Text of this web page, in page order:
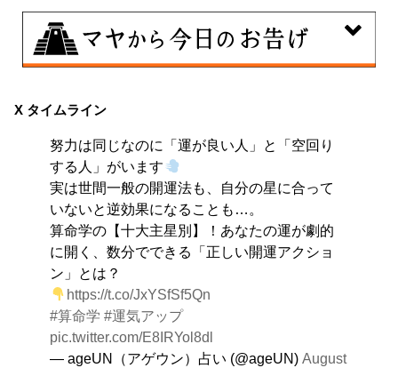
伝統や歴史的な過去のやり方・道筋を踏襲する日。あな
を。
X タイムライン
努力は同じなのに「運が良い人」と「空回り
する人」がいます
実は世間一般の開運法も、自分の星に合って
いないと逆効果になることも…。
算命学の【十大主星別】！あなたの運が劇的
に開く、数分でできる「正しい開運アクショ
ン」とは？
https://t.co/JxYSfSf5Qn
#算命学 #運気アップ
pic.twitter.com/E8IRYol8dl
— ageUN（アゲウン）占い (@ageUN)August